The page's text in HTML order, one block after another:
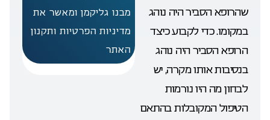
מבנו גליקמן ומאשר את
מדיניות הפרטיות ותקנון
האתר
שהרופא הסביר היה נוהג
במקומו. כדי לקבוע כיצד
הרופא הסביר היה נוהג
בנסיבות אותו מקרה, יש
לבחון מה היו נורמות
הטיפול המקובלות בהתאם